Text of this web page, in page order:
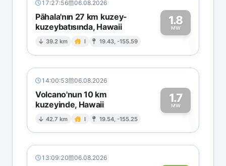
17:27:56 06.08.2026
Pāhala'nın 27 km kuzey-
kuzeybatısında, Hawaii
39.2 km I 19.43, -155.59
1.8
MW1
14:00:53 06.08.2026
Volcano'nun 10 km
kuzeyinde, Hawaii
42.7 km I 19.54, -155.25
1.7
MW1
13:09:20 06.08.2026